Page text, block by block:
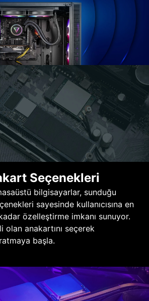
Seçenekleri
bilgisayarlar, sunduğu
sayesinde kullanıcısına en
özelleştirme imkanı sunuyor.
olan anakartını seçerek
başla.